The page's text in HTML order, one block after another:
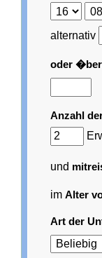
alternativ
oder
Anzahl
und
imAlter
Art der